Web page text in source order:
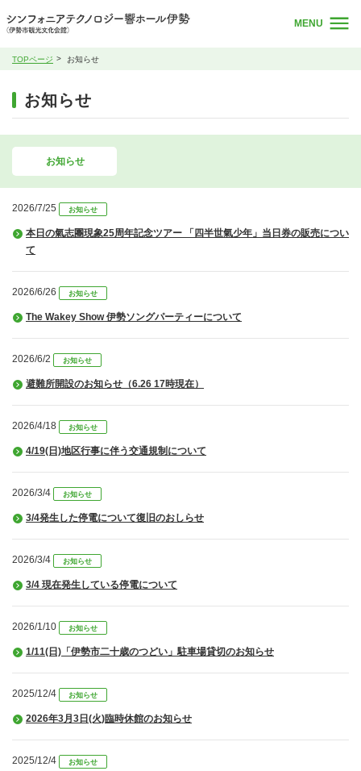
MENU
TOPページ お知らせ
お知らせ
お知らせ
2026/7/25 お知らせ
本日の氣志團現象25周年記念ツアー 「四半世氣少年」当日券の販売につい
て
2026/6/26 お知らせ
The Wakey Show 伊勢ソングパーティーについて
2026/6/2 お知らせ
避難所開設のお知らせ（6.26 17時現在）
2026/4/18 お知らせ
4/19(日)地区行事に伴う交通規制について
2026/3/4 お知らせ
3/4発生した停電について復旧のおしらせ
2026/3/4 お知らせ
3/4 現在発生している停電について
2026/1/10 お知らせ
1/11(日)「伊勢市二十歳のつどい」駐車場貸切のお知らせ
2025/12/4 お知らせ
2026年3月3日(火)臨時休館のお知らせ
2025/12/4 お知らせ